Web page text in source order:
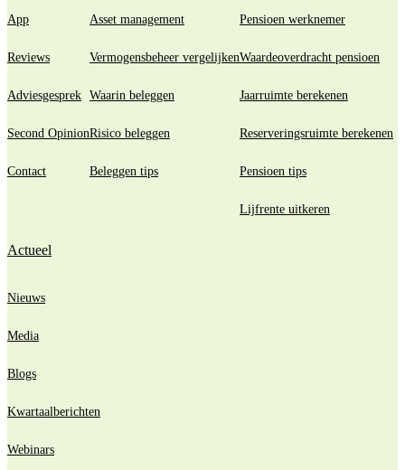
App
Reviews
Adviesgesprek
Second Opinion
Contact
Asset management
Vermogensbeheer vergelijken
Waarin beleggen
Risico beleggen
Beleggen tips
Pensioen werknemer
Waardeoverdracht pensioen
Jaarruimte berekenen
Reserveringsruimte berekenen
Pensioen tips
Lijfrente uitkeren
Actueel
Nieuws
Media
Blogs
Kwartaalberichten
Webinars